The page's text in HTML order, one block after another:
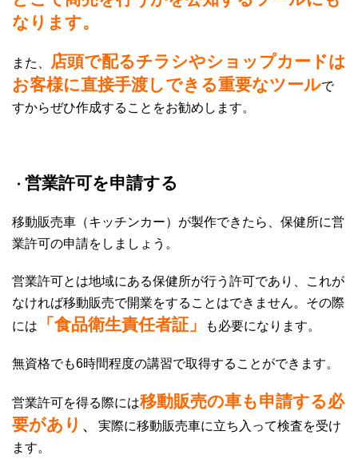
なります。
また、
店頭で配るチラシやショップカードは
お客様に直接手渡しできる重要なツールで
すからぜひ作成することをお勧めします。
・ 営業許可を申請する
移動販売車（キッチンカー）が製作できたら、保健所に営
業許可の申請をしましょう。
営業許可とは地域にある保健所が行う許可であり、これが
なければ移動販売で開業をすることはできません。その際
には
「食品衛生責任者証」 も必要になります。
無資格でも6時間程度の講習で取得することができます。
営業許可を得る際には移動販売の車も申請する必
要があり 、
実際に移動販売車に立ち入って検査を受け
ます。